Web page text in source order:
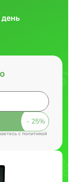
cполитикой